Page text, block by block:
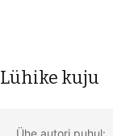
Lühike kuju